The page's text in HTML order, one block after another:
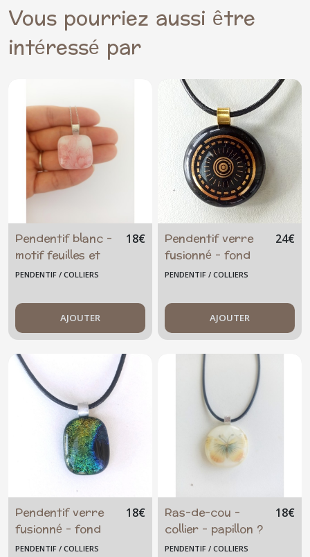
Vous pourriez aussi être
intéressé par
Pendentif blanc -
motif feuilles et
fleurs roses
18€
PENDENTIF / COLLIERS
AJOUTER
Pendentif verre
fusionné - fond
noir - abeille
24€
PENDENTIF / COLLIERS
AJOUTER
Pendentif verre
fusionné - fond
noir, vert/
18€
PENDENTIF / COLLIERS
Ras-de-cou -
collier - papillon ?
ivoire
18€
PENDENTIF / COLLIERS